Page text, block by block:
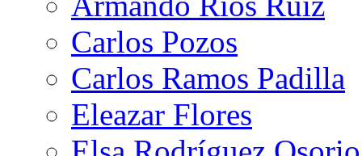
Carlos Pozos
Carlos Ramos Padilla
Eleazar Flores